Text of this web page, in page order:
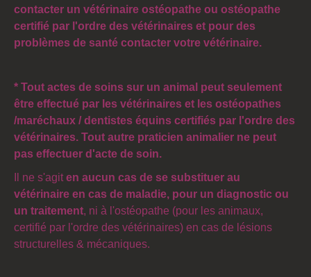
contacter un vétérinaire ostéopathe ou ostéopathe
certifié par l'ordre des vétérinaires et pour des
problèmes de santé contacter votre vétérinaire.
* Tout actes de soins sur un animal peut seulement
être effectué par les vétérinaires et les ostéopathes
/maréchaux / dentistes équins certifiés par l'ordre des
vétérinaires. Tout autre praticien animalier ne peut
pas effectuer d'acte de soin.
Il ne s'agit en aucun cas de se substituer au
vétérinaire en cas de maladie, pour un diagnostic ou
un traitement, ni à l'ostéopathe (pour les animaux,
certifié par l'ordre des vétérinaires) en cas de lésions
structurelles & mécaniques.